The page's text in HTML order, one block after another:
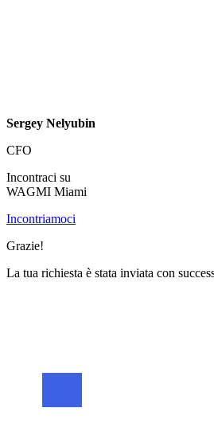
Sergey Nelyubin
CFO
Incontraci su
WAGMI Miami
Incontriamoci
Grazie!
La tua richiesta è stata inviata con